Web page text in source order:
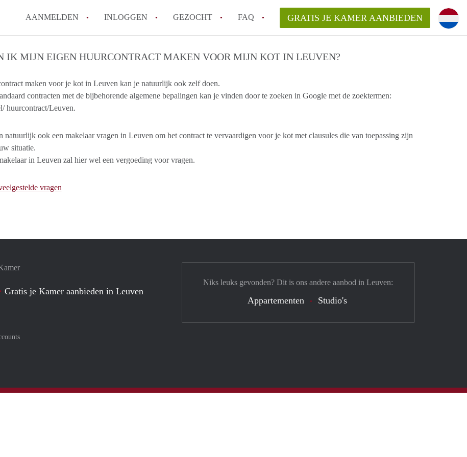
AANMELDEN INLOGGEN GEZOCHT FAQ
Ik wil als verhuurder hulp van een makelaar in Leuven, kan dat?
Wat is borg en hoeveel borg mag een aanbieder vragen?
Waar kan ik opletten tijdens een bezichtiging van een Kot in Leuven?
GRATIS JE KAMER AANBIEDEN
IK MIJN EIGEN HUURCONTRACT MAKEN VOOR MIJN KOT IN LEUVEN?
maken voor je kot in Leuven kan je natuurlijk ook zelf doen.
contracten met de bijbehorende algemene bepalingen kan je vinden door te zoeken in Google met de zoektermen:
huurcontract/Leuven.
natuurlijk ook een makelaar vragen in Leuven om het contract te vervaardigen voor je kot met clausules die van toepassing zijn
situatie.
in Leuven zal hier wel een vergoeding voor vragen.
vragen
Gratis je Kamer aanbieden in Leuven
af met Meastro
Niks leuks gevonden? Dit is ons andere aanbod in Leuven:
Appartementen Studio's